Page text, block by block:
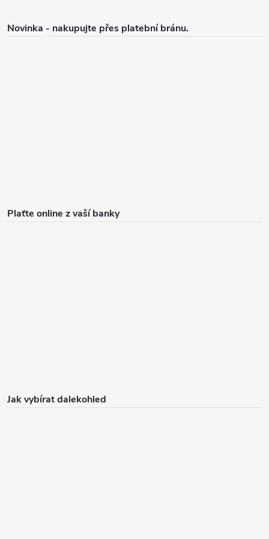
Novinka - nakupujte přes platební bránu.
Plaťte online z vaší banky
Jak vybírat dalekohled